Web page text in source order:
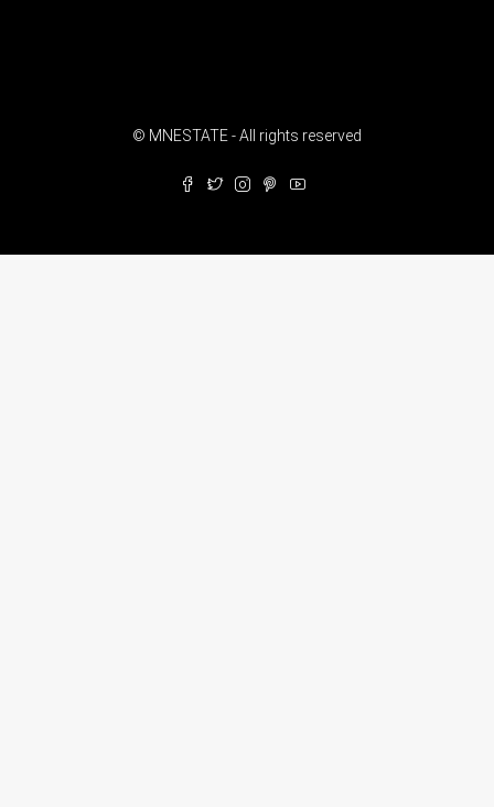
© MNESTATE - All rights reserved